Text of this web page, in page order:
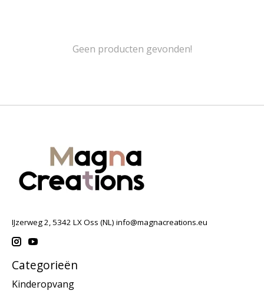
Geen producten gevonden!
IJzerweg 2, 5342 LX Oss (NL) info@magnacreations.eu
Categorieën
Kinderopvang